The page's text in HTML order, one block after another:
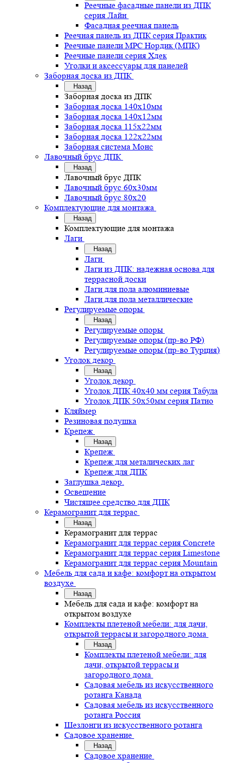
Реечные фасадные панели из ДПК
серия Лайн
Фасадная реечная панель
Реечная панель из ДПК серия Практик
Реечные панели MPC Нордик (МПК)
Реечные панели серия Хдек
Уголки и аксессуары для панелей
Заборная доска из ДПК
Назад
Заборная доска из ДПК
Заборная доска 140х10мм
Заборная доска 140х12мм
Заборная доска 115х22мм
Заборная доска 122х22мм
Заборная система Монс
Лавочный брус ДПК
Назад
Лавочный брус ДПК
Лавочный брус 60х30мм
Лавочный брус 80х20
Комплектующие для монтажа
Назад
Комплектующие для монтажа
Лаги
Назад
Лаги
Лаги из ДПК: надежная основа для
террасной доски
Лаги для пола алюминиевые
Лаги для пола металлические
Регулируемые опоры
Назад
Регулируемые опоры
Регулируемые опоры (пр-во РФ)
Регулируемые опоры (пр-во Турция)
Уголок декор
Назад
Уголок декор
Уголок ДПК 40х40 мм серия Табула
Уголок ДПК 50х50мм серия Патио
Кляймер
Резиновая подушка
Крепеж
Назад
Крепеж
Крепеж для металических лаг
Крепеж для ДПК
Заглушка декор.
Освещение
Чистящее средство для ДПК
Керамогранит для террас
Назад
Керамогранит для террас
Керамогранит для террас серия Concrete
Керамогранит для террас серия Limestone
Керамогранит для террас серия Mountain
Мебель для сада и кафе: комфорт на открытом
воздухе
Назад
Мебель для сада и кафе: комфорт на
открытом воздухе
Комплекты плетеной мебели: для дачи,
открытой террасы и загородного дома
Назад
Комплекты плетеной мебели: для
дачи, открытой террасы и
загородного дома
Садовая мебель из искусственного
ротанга Канада
Садовая мебель из искусственного
ротанга Россия
Шезлонги из искусственного ротанга
Садовое хранение
Назад
Садовое хранение